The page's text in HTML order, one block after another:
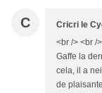
C Cricri le
<br /> <br /
Gaffe la
cela, il a
de